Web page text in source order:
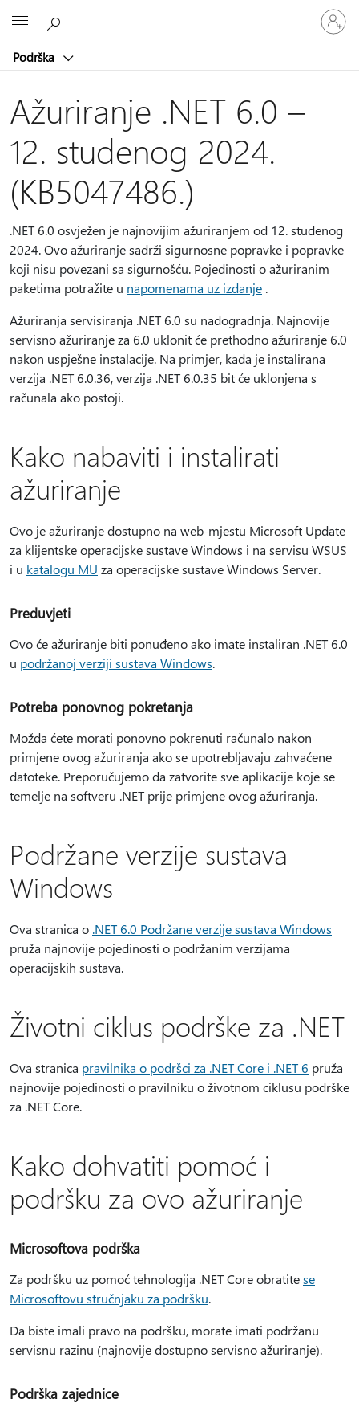
Podrška
Prijavite
se
u
račun
Ažuriranje .NET 6.0 –
12. studenog 2024.
(KB5047486.)
.NET 6.0 osvježen je najnovijim ažuriranjem od 12. studenog
2024. Ovo ažuriranje sadrži sigurnosne popravke i popravke
koji nisu povezani sa sigurnošću. Pojedinosti o ažuriranim
paketima potražite u napomenama uz izdanje .
Ažuriranja servisiranja .NET 6.0 su nadogradnja. Najnovije
servisno ažuriranje za 6.0 uklonit će prethodno ažuriranje 6.0
nakon uspješne instalacije. Na primjer, kada je instalirana
verzija .NET 6.0.36, verzija .NET 6.0.35 bit će uklonjena s
računala ako postoji.
Kako nabaviti i instalirati
ažuriranje
Ovo je ažuriranje dostupno na web-mjestu Microsoft Update
za klijentske operacijske sustave Windows i na servisu WSUS
i u katalogu MU za operacijske sustave Windows Server.
Preduvjeti
Ovo će ažuriranje biti ponuđeno ako imate instaliran .NET 6.0
u podržanoj verziji sustava Windows.
Potreba ponovnog pokretanja
Možda ćete morati ponovno pokrenuti računalo nakon
primjene ovog ažuriranja ako se upotrebljavaju zahvaćene
datoteke. Preporučujemo da zatvorite sve aplikacije koje se
temelje na softveru .NET prije primjene ovog ažuriranja.
Podržane verzije sustava
Windows
Ova stranica o .NET 6.0 Podržane verzije sustava Windows
pruža najnovije pojedinosti o podržanim verzijama
operacijskih sustava.
Životni ciklus podrške za .NET
Ova stranica pravilnika o podršci za .NET Core i .NET 6 pruža
najnovije pojedinosti o pravilniku o životnom ciklusu podrške
za .NET Core.
Kako dohvatiti pomoć i
podršku za ovo ažuriranje
Microsoftova podrška
Za podršku uz pomoć tehnologija .NET Core obratitese
Microsoftovu stručnjaku za podršku.
Da biste imali pravo na podršku, morate imati podržanu
servisnu razinu (najnovije dostupno servisno ažuriranje).
Podrška zajednice